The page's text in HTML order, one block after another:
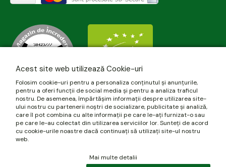
Acest site web utilizează Cookie-uri
Folosim cookie-uri pentru a personaliza conținutul și anunțurile,
pentru a oferi funcții de social media și pentru a analiza traficul
nostru. De asemenea, împărtășim informații despre utilizarea site-
ului nostru cu partenerii noștri de socializare, publicitate și analiză,
care îl pot combina cu alte informații pe care le-ați furnizat-o sau
pe care le-au colectat din utilizarea serviciilor lor. Sunteți de acord
cu cookie-urile noastre dacă continuați să utilizați site-ul nostru
web.
Mai multe detalii
© 2026 biomania.ro | Powered by